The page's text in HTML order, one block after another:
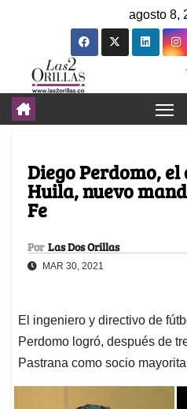
agosto 8,
Diego Perdomo,
Huila, nuevo
Fe
Por Las Dos Orillas
MAR 30, 2021
El ingeniero y directivo de
Perdomo logró, después de
Pastrana como socio